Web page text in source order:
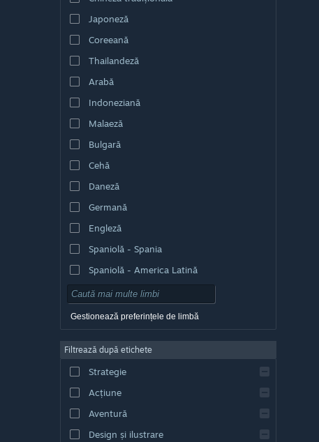
Japoneză
Coreeană
Thailandeză
Arabă
Indoneziană
Malaeză
Bulgară
Cehă
Daneză
Germană
Engleză
Spaniolă - Spania
Spaniolă - America Latină
Gestionează preferințele de limbă
Filtrează după etichete
Strategie
Acțiune
Aventură
Design și ilustrare